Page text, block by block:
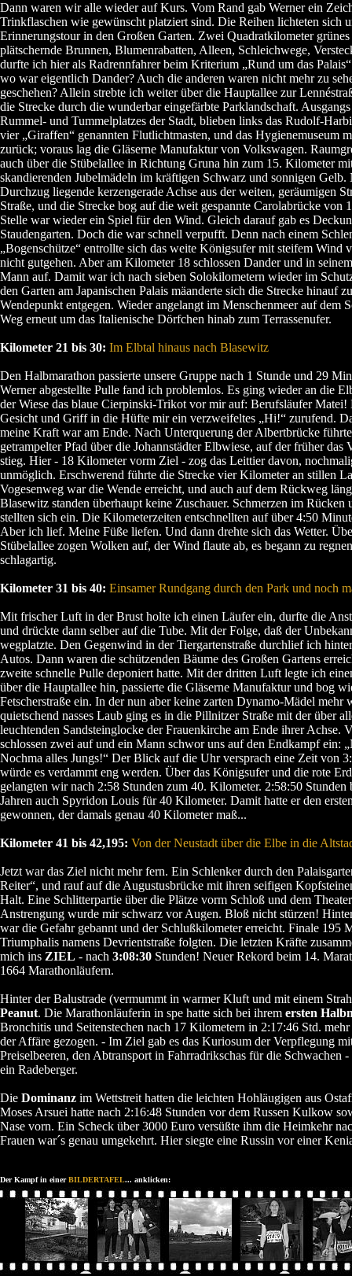
Dann waren wir alle wieder auf Kurs. Vom Rand gab Werner ein
Trinkflaschen wie gewünscht platziert sind. Die Reihen lichteten sich
Erinnerungstour in den Großen Garten. Zwei Quadratkilometer
plätschernde Brunnen, Blumenrabatten, Alleen, Schleichwege,
durfte ich hier als Radrennfahrer beim Kriterium „Rund um das
wo war eigentlich Dander? Auch die anderen waren nicht mehr zu
geschehen? Allein strebte ich weiter über die Hauptallee zur
die Strecke durch die wunderbar eingefärbte Parklandschaft.
Rummel- und Tummelplatzes der Stadt, blieben links das Rudolf-
vier „Giraffen“ genannten Flutlichtmasten, und das Hygienemuseum
zurück; voraus lag die Gläserne Manufaktur von Volkswagen.
auch über die Stübelallee in Richtung Gruna hin zum 15. Kilometer
skandierenden Jubelmädeln im kräftigen Schwarz und sonnigen
Durchzug liegende kerzengerade Achse aus der weiten, geräumigen
Straße, und die Strecke bog auf die weit gespannte Carolabrücke von
Stelle war wieder ein Spiel für den Wind. Gleich darauf gab es
Staudengarten. Doch die war schnell verpufft. Denn nach einem
„Bogenschütze“ entrollte sich das weite Königsufer mit steifem Wind
nicht gutgehen. Aber am Kilometer 18 schlossen Dander und in
Mann auf. Damit war ich nach sieben Solokilometern wieder im
den Garten am Japanischen Palais mäanderte sich die Strecke hinauf
Wendepunkt entgegen. Wieder angelangt im Menschenmeer auf dem
Weg erneut um das Italienische Dörfchen hinab zum Terrassenufer.
Kilometer 21 bis 30: Im Elbtal hinaus nach Blasewitz
Den Halbmarathon passierte unsere Gruppe nach 1 Stunde und 29
Werner abgestellte Pulle fand ich problemlos. Es ging wieder an die
der Wiese das blaue Cierpinski-Trikot vor mir auf: Berufsläufer Matei!
Gesicht und Griff in die Hüfte mir ein verzweifeltes „Hi!“ zurufend.
meine Kraft war am Ende. Nach Unterquerung der Albertbrücke
getrampelter Pfad über die Johannstädter Elbwiese, auf der früher das
stieg. Hier - 18 Kilometer vorm Ziel - zog das Leittier davon,
unmöglich. Erschwerend führte die Strecke vier Kilometer an stillen
Vogesenweg war die Wende erreicht, und auch auf dem Rückweg
Blasewitz standen überhaupt keine Zuschauer. Schmerzen im Rücken
stellten sich ein. Die Kilometerzeiten entschnellten auf über 4:50
Aber ich lief. Meine Füße liefen. Und dann drehte sich das Wetter.
Stübelallee zogen Wolken auf, der Wind flaute ab, es begann zu
schlagartig.
Kilometer 31 bis 40: Einsamer Rundgang durch den Park und noch
Mit frischer Luft in der Brust holte ich einen Läufer ein, durfte die
und drückte dann selber auf die Tube. Mit der Folge, daß der
wegplatzte. Den Gegenwind in der Tiergartenstraße durchlief ich
Autos. Dann waren die schützenden Bäume des Großen Gartens
zweite schnelle Pulle deponiert hatte. Mit der dritten Luft legte ich
über die Hauptallee hin, passierte die Gläserne Manufaktur und bog
Fetscherstraße ein. In der nun aber keine zarten Dynamo-Mädel mehr
quietschend nasses Laub ging es in die Pillnitzer Straße mit der über
leuchtenden Sandsteinglocke der Frauenkirche am Ende ihrer Achse.
schlossen zwei auf und ein Mann schwor uns auf den Endkampf ein:
Nochma alles Jungs!“ Der Blick auf die Uhr versprach eine Zeit von
würde es verdammt eng werden. Über das Königsufer und die rote
gelangten wir nach 2:58 Stunden zum 40. Kilometer. 2:58:50 Stunden
Jahren auch Spyridon Louis für 40 Kilometer. Damit hatte er den
gewonnen, der damals genau 40 Kilometer maß...
Kilometer 41 bis 42,195: Von der Neustadt über die Elbe in die
Jetzt war das Ziel nicht mehr fern. Ein Schlenker durch den
Reiter“, und rauf auf die Augustusbrücke mit ihren seifigen
Halt. Eine Schlitterpartie über die Plätze vorm Schloß und dem
Anstrengung wurde mir schwarz vor Augen. Bloß nicht stürzen!
war die Gefahr gebannt und der Schlußkilometer erreicht. Finale 195
Triumphalis namens Devrientstraße folgten. Die letzten Kräfte
mich ins ZIEL - nach 3:08:30 Stunden! Neuer Rekord beim 14.
1664 Marathonläufern.
Hinter der Balustrade (vermummt in warmer Kluft und mit einem
Peanut. Die Marathonläuferin in spe hatte sich bei ihrem ersten
Bronchitis und Seitenstechen nach 17 Kilometern in 2:17:46 Std.
der Affäre gezogen. - Im Ziel gab es das Kuriosum der Verpflegung
Preiselbeeren, den Abtransport in Fahrradrikschas für die Schwachen
ein Radeberger.
Die Dominanz im Wettstreit hatten die leichten Hohläugigen aus
Moses Arsuei hatte nach 2:16:48 Stunden vor dem Russen Kulkow
Nase vorn. Ein Scheck über 3000 Euro versüßte ihm die Heimkehr
Frauen war´s genau umgekehrt. Hier siegte eine Russin vor einer
Der Kampf in einerBILDERTAFEL... anklicken: